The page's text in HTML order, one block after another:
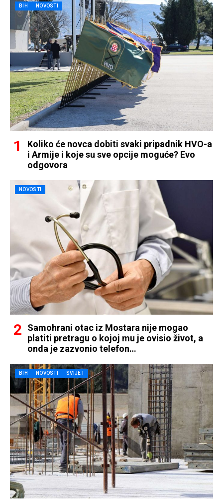
BIH NOVOSTI
Koliko će novca dobiti svaki pripadnik HVO-a
i Armije i koje su sve opcije moguće? Evo
odgovora
NOVOSTI
Samohrani otac iz Mostara nije mogao
platiti pretragu o kojoj mu je ovisio život, a
onda je zazvonio telefon…
BIH NOVOSTI SVIJET